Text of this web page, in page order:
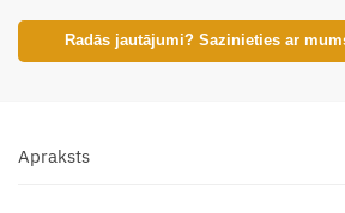
Radās jautājumi? Sazinieties ar
Apraksts